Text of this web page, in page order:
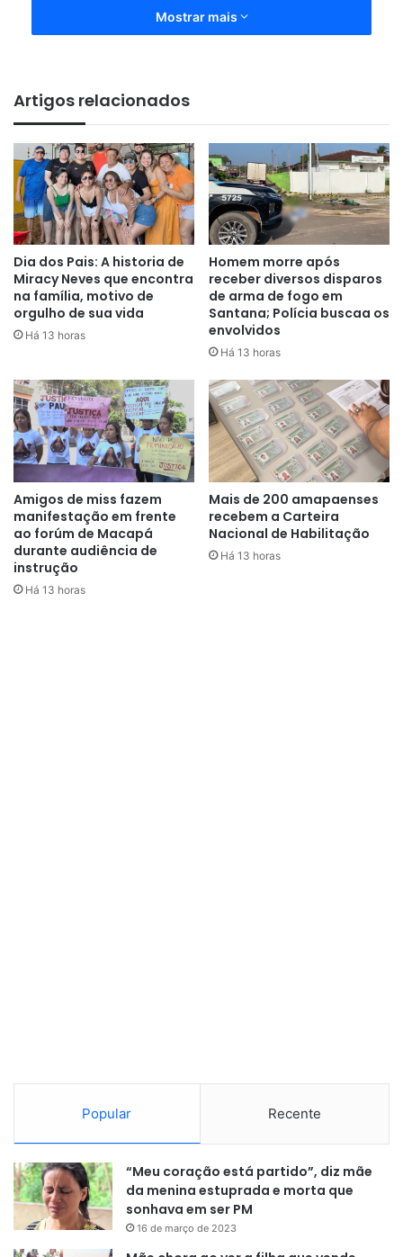
Mostrar mais
Artigos relacionados
Dia dos Pais: A historia de
Miracy Neves que encontra
na família, motivo de
orgulho de sua vida
Há 13 horas
Homem morre após
receber diversos disparos
de arma de fogo em
Santana; Polícia buscaa os
envolvidos
Há 13 horas
Amigos de miss fazem
manifestação em frente
ao forúm de Macapá
durante audiência de
instrução
Há 13 horas
Mais de 200 amapaenses
recebem a Carteira
Nacional de Habilitação
Há 13 horas
Popular Recente
“Meu coração está partido”, diz mãe
da menina estuprada e morta que
sonhava em ser PM
16 de março de 2023